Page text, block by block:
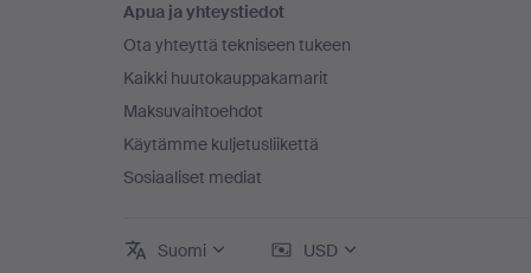
Apua ja yhteystiedot
Ota yhteyttä tekniseen tukeen
Kaikki huutokauppakamarit
Maksuvaihtoehdot
Käytämme kuljetusliikettä
Sosiaaliset mediat
Suomi USD